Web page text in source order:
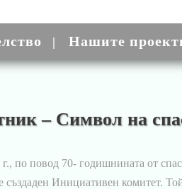
Нашите
– Символ на
по повод 70- годишнината от
създаден Инициативен комитет.